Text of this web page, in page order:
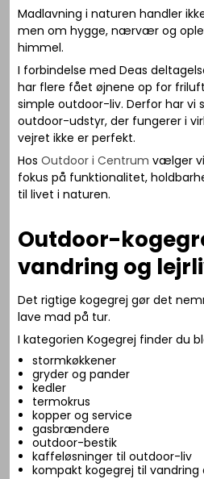
Madlavning i naturen handler
men om hygge, nærvær og
himmel.
I forbindelse med Deas
har flere fået øjnene op for
simple outdoor-liv. Derfor har vi
outdoor-udstyr, der fungerer i
vejret ikke er perfekt.
HosOutdoor i Centrum vælger
fokus på funktionalitet,
til livet i naturen.
Outdoor-
vandring og
Det rigtige kogegrej gør det
lave mad på tur.
I kategorien Kogegrej finder du
stormkøkkener
gryder og pander
kedler
termokrus
kopper og service
gasbrændere
outdoor-bestik
kaffeløsninger til outdoor-liv
kompakt kogegrej til vandring